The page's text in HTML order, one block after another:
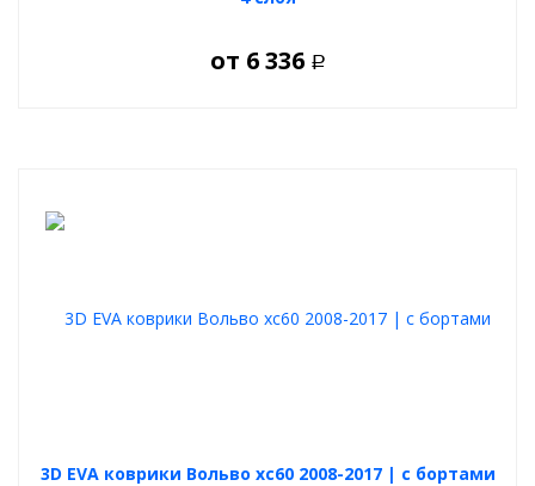
от 6 336 Р
3D EVA коврики Вольво хс60 2008-2017 | с бортами